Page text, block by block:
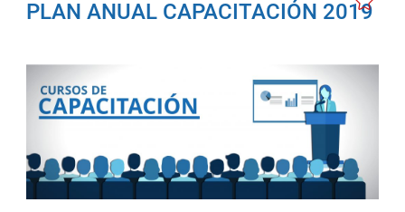
PLAN ANUAL CAPACITACIÓN 2019